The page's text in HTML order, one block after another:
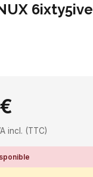
6ixty5ive
incl. (TTC)